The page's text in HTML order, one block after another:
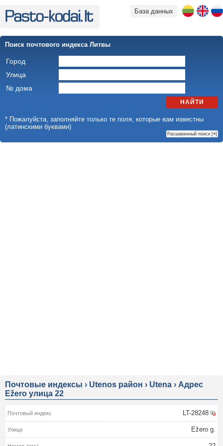
База данных
Поиск почтового индекса Литвы
Город
Улица
№ дома
НАЙТИ
* Пожалуйста, заполняйте только те поля, которые вам известны
(латинскими буквами)
Расширенный поиск [+]
Почтовые индексы › Utenos район › Utena › Адрес
Ežero улица 22
LT-28248
Ežero g.